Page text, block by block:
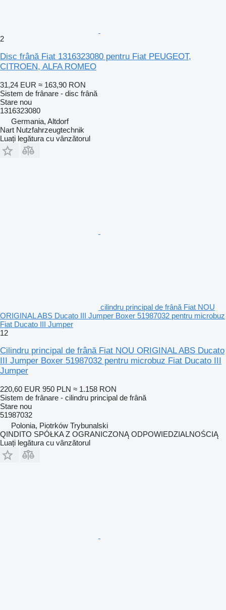
2
Disc frână Fiat 1316323080 pentru Fiat PEUGEOT,
CITROEN, ALFA ROMEO
31,24 EUR ≈ 163,90 RON
Sistem de frânare - disc frână
Stare nou
1316323080
Germania, Altdorf
Nart Nutzfahrzeugtechnik
Luați legătura cu vânzătorul
cilindru principal de frână Fiat NOU
ORIGINAL ABS Ducato III Jumper Boxer 51987032 pentru microbuz
Fiat Ducato III Jumper
12
Cilindru principal de frână Fiat NOU ORIGINAL ABS Ducato
III Jumper Boxer 51987032 pentru microbuz Fiat Ducato III
Jumper
220,60 EUR 950 PLN ≈ 1.158 RON
Sistem de frânare - cilindru principal de frână
Stare nou
51987032
Polonia, Piotrków Trybunalski
QINDITO SPÓŁKA Z OGRANICZONĄ ODPOWIEDZIALNOŚCIĄ
Luați legătura cu vânzătorul